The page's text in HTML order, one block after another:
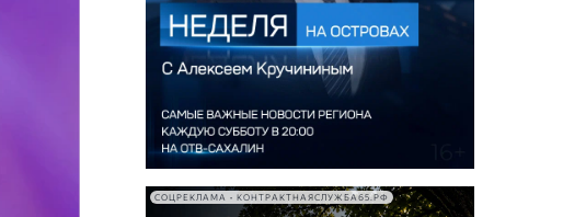
СОЦРЕКЛАМА • КОНТРАКТНАЯСЛУЖБА65.РФ